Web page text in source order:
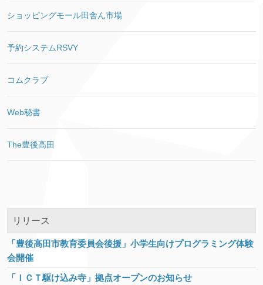
ショッピングモール田舎ん市場
予約システムRSVY
コムクラブ
Web秘書
The豊後高田
リリース
「豊後高田市教育委員会後援」小学生向けプログラミング体験
会開催
「ＩＣＴ駆け込み寺」拠点オープンのお知らせ